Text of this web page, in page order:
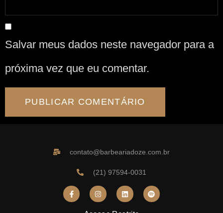
Salvar meus dados neste navegador para a
próxima vez que eu comentar.
contato@barbeariadoze.com.br
(21) 97594-0031